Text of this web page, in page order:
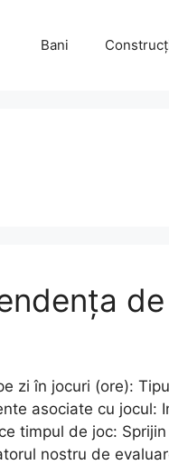
Bani
zi în jocuri (ore):
asociate cu jocul:
timpul de joc:
nostru de